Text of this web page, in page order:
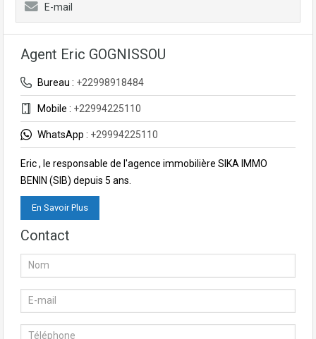
E-mail
Agent Eric GOGNISSOU
Bureau : +22998918484
Mobile : +22994225110
WhatsApp : +29994225110
Eric , le responsable de l'agence immobilière SIKA IMMO
BENIN (SIB) depuis 5 ans.
En Savoir Plus
Contact